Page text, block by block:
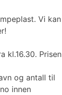
Vi kan
kl.16.30. Prisen
og antall til
innen